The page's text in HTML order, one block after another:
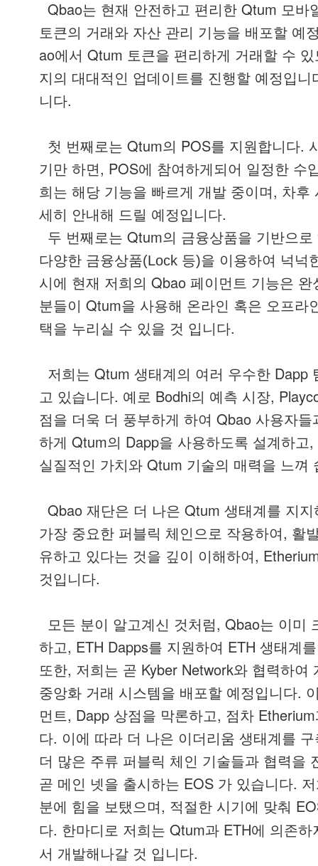
Qbao는 현재 안전하고 편리한 Qtum 모바
토큰의 거래와 자산 관리 기능을 배포할 예
ao에서 Qtum 토큰을 편리하게 거래할 수 있
지의 대대적인 업데이트를 진행할 예정입니
니다.
첫 번째로는 Qtum의 POS를 지원합니다.
기만 하면, POS에 참여하게되어 일정한 수
희는 해당 기능을 빠르게 개발 중이며 , 차후
세히
안내해 드릴 예정입니다.
두 번째로는 Qtum의 금융상품을 기반으로
다양한 금융상품(Lock 등)을 이용하여 넉넉
시에
현재 저희의 Qbao 페이먼트 기능은 완
분들이
Qtum을 사용해 온라인 혹은 오프라
택을 누리실 수 있을 것 입니다.
저희는 Qtum 생태계의 여러 우수한 Dapp
고 있습니다. 예로 Bodhi의 예측 시장,
점을 더욱 더 풍부하게 하여 Qbao 사용자들
하게 Qtum의 Dapp을 사용하도록 설계하고,
실질적인 가치와 Qtum 기술의 매력을 느껴
Qbao 재단은 더 나은 Qtum 생태계를 지지
가장 중요한 퍼블릭 체인으로 작용하여 , 활
유하고 있다는 것을 깊이 이해하여 ,
것입니다.
모든 분이 알고계신 것처럼, Qbao는 이미
하고, ETH Dapps를 지원하여 ETH 생태계를
또한, 저희는 곧 Kyber Network와 협력하여
중앙화 거래 시스템을 배포할 예정입니다.
먼트, Dapp 상점을 막론하고, 점차 Etherium
다. 이에 따라 더 나은 이더리움 생태계를 구
더 많은 주류 퍼블릭 체인 기술들과 협력을
곧 메인 넷을 출시하는 EOS 가 있습니다.
분에
힘을 보탰으며 , 적절한 시기에 맞춰
다. 한마디로 저희는 Qtum과 ETH에 의존
서 개발해나갈 것 입니다.